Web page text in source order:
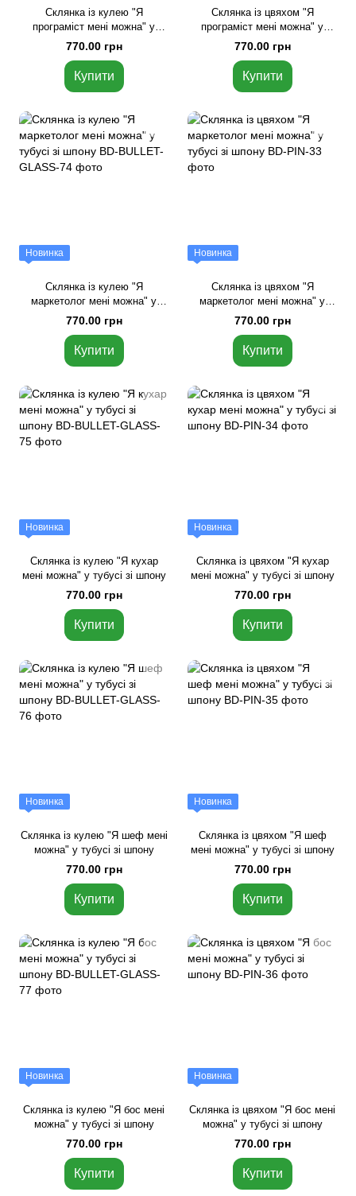
Склянка із кулею "Я
програміст мені можна" у
тубусі зі шпону
770.00 грн
Купити
Склянка із цвяхом "Я
програміст мені можна" у
тубусі зі шпону
770.00 грн
Купити
Новинка
Склянка із кулею "Я
маркетолог мені можна" у
тубусі зі шпону
770.00 грн
Купити
Новинка
Склянка із цвяхом "Я
маркетолог мені можна" у
тубусі зі шпону
770.00 грн
Купити
Новинка
Склянка із кулею "Я кухар
мені можна" у тубусі зі шпону
770.00 грн
Купити
Новинка
Склянка із цвяхом "Я кухар
мені можна" у тубусі зі шпону
770.00 грн
Купити
Новинка
Склянка із кулею "Я шеф мені
можна" у тубусі зі шпону
770.00 грн
Купити
Новинка
Склянка із цвяхом "Я шеф
мені можна" у тубусі зі шпону
770.00 грн
Купити
Новинка
Склянка із кулею "Я бос мені
можна" у тубусі зі шпону
770.00 грн
Купити
Новинка
Склянка із цвяхом "Я бос мені
можна" у тубусі зі шпону
770.00 грн
Купити